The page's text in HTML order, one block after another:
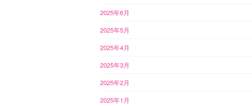
2025年6月
2025年5月
2025年4月
2025年3月
2025年2月
2025年1月